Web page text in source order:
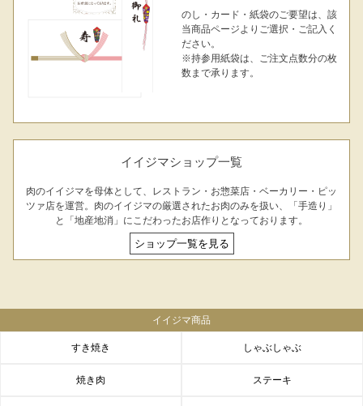
ご予算から選ぶ
牛肉部位一覧
プレミアムギフト
029-254-2441
のし・カード・紙袋のご要望は、該
当商品ページよりご選択・ご記入く
ださい。
※持参用紙袋は、ご注文点数分の枚
数まで承ります。
イイジマショップ一覧
肉のイイジマを母体として、レストラン・お惣菜店・ベーカリー・ピッ
ツァ店を運営。肉のイイジマの厳選されたお肉のみを扱い、「手造り」
と「地産地消」にこだわったお店作りとなっております。
ショップ一覧を見る
イイジマ商品
すき焼き しゃぶしゃぶ
焼き肉 ステーキ